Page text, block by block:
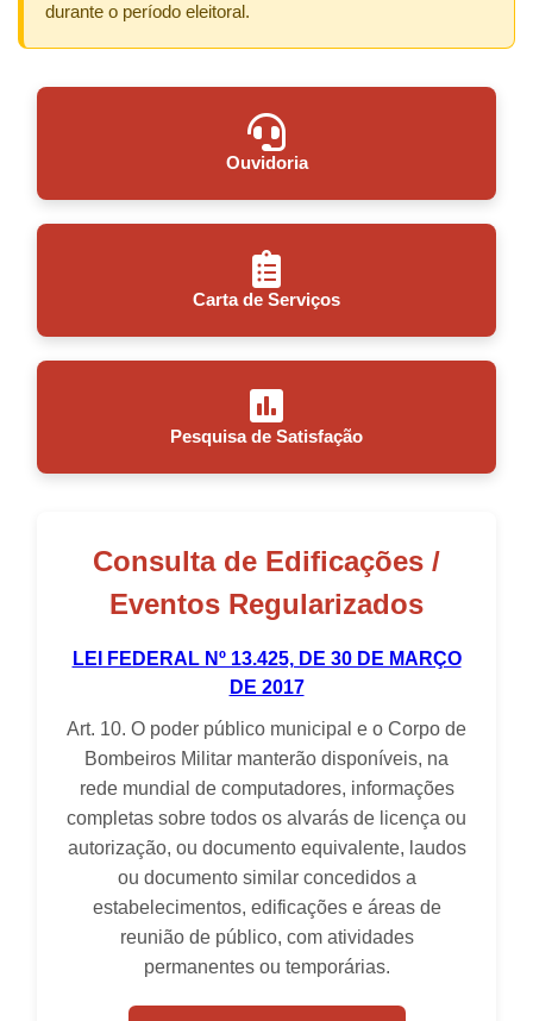
durante o período eleitoral.
Ouvidoria
Carta de Serviços
Pesquisa de Satisfação
Consulta de Edificações /
Eventos Regularizados
LEI FEDERAL Nº 13.425, DE 30 DE MARÇO
DE 2017
Art. 10. O poder público municipal e o Corpo de
Bombeiros Militar manterão disponíveis, na
rede mundial de computadores, informações
completas sobre todos os alvarás de licença ou
autorização, ou documento equivalente, laudos
ou documento similar concedidos a
estabelecimentos, edificações e áreas de
reunião de público, com atividades
permanentes ou temporárias.